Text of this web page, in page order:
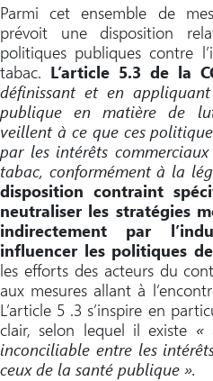
Parmi cet ensemble de
prévoit une disposition
politiques publiques contre
tabac. L’article 5.3 de la
définissant et en
publique en matière de
veillent à ce que ces
par les intérêts
tabac, conformément à la
disposition contraint
neutraliser les stratégies
indirectement par
influencer les politiques
les efforts des acteurs du
aux mesures allant à
L’article 5 .3 s’inspire en
clair, selon lequel il existe «
inconciliable entre les
ceux de la santé publique ».